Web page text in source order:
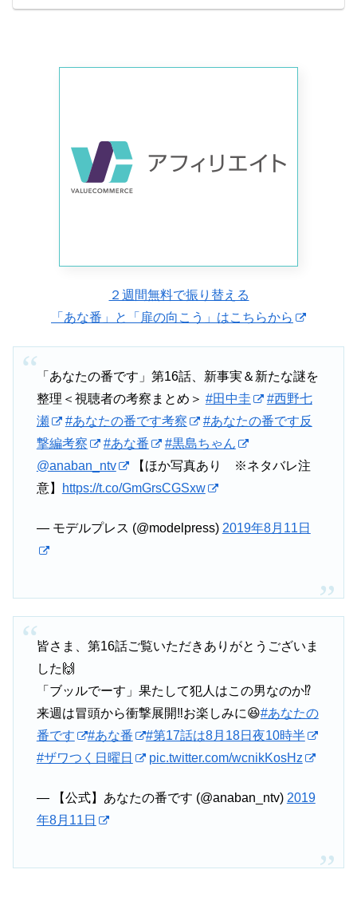
翔太は、内山が黒島の部屋での推理会議を全部盗聴してい
たとしたら、ゲームに便乗して殺人を犯せる状況だったと
イがあると主張。
そして、従業員から「すぐに辞めていったあやしいバイト
がいた」と聞く。
水城も同時に駆け付ける。
内山は、部屋におり、中に入るように言う。
内山の胸に突き刺さる。
２週間無料で振り替える
「あな番」と「扉の向こう」はこちらから
「あなたの番です」第16話、新事実＆新たな謎を
整理＜視聴者の考察まとめ＞ #田中圭
#西野七
瀬
#あなたの番です考察
#あなたの番です反
撃編考察
#あな番
#黒島ちゃん
@anaban_ntv
【ほか写真あり ※ネタバレ注
意】
https://t.co/GmGrsCGSxw
— モデルプレス (@modelpress) 2019年8月11日
皆さま、第16話ご覧いただきありがとうございま
した🙌
「ブッルでーす」果たして犯人はこの男なのか⁉️
来週は冒頭から衝撃展開‼️お楽しみに😆#あなたの
番です
#あな番
#第17話は8月18日夜10時半
#ザワつく日曜日
pic.twitter.com/wcnikKosHz
— 【公式】あなたの番です (@anaban_ntv) 2019
年8月11日